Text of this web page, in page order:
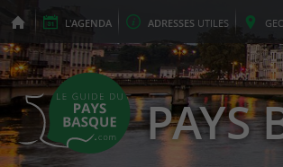
L'AGENDA ADRESSES UTILES
PAYS